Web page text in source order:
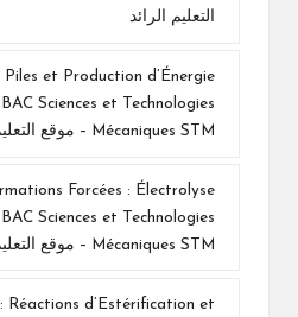
التعليم الرائد
Piles et Production d’Énergie
Sciences et Technologies
Mécaniques STM – موقع التعليم الرائد
Forcées : Électrolyse
Sciences et Technologies
Mécaniques STM – موقع التعليم الرائد
Réactions d’Estérification et